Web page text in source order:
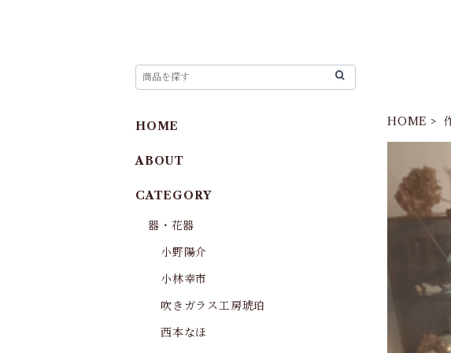
HOME
HOME
ABOUT
CATEGORY
器・花器
小野陽介
小林幸市
吹きガラス工房琥珀
西本なほ